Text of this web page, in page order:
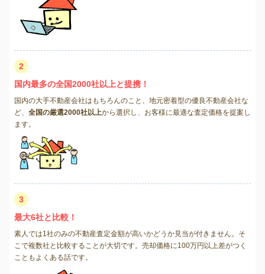
2
国内最多の全国2000社以上と提携！
国内の大手不動産会社はもちろんのこと、地元密着型の優良不動産会社な
ど、 全国の厳選2000社以上から選択し、お客様に最適な査定価格を提案し
ます。
3
最大6社と比較！
素人では1社のみの不動産査定金額が高いかどうか見当が付きません。そ
こで複数社と比較することが大切です。売却価格に100万円以上差がつく
こともよくある話です。